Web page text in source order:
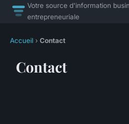
Votre source d'information
entrepreneuriale
Accueil › Contact
Contact